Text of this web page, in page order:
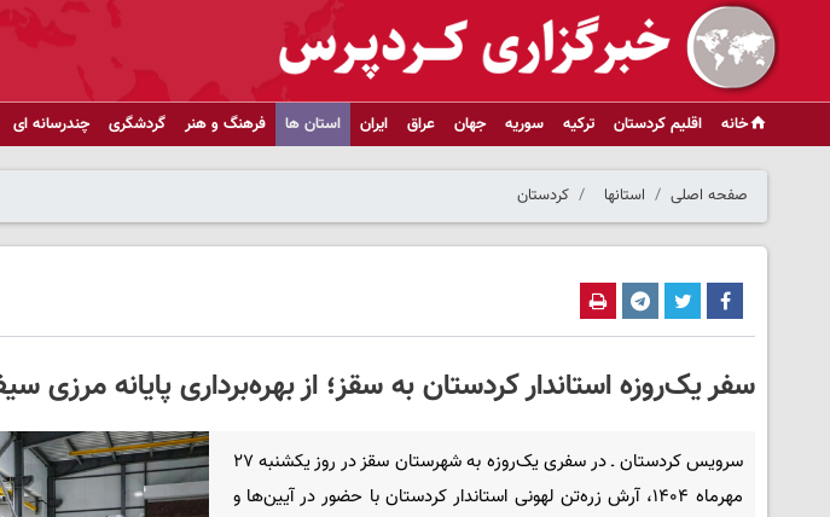
خانه اقلیم کردستان ترکیه سوریه جهان عراق ایران استان ها فرهنگ و هنر گردشگری چندرسانه ای
صفحه اصلی استانها کردستان
سفر یک‌روزه استاندار کردستان به سقز؛ از بهره‌برداری پایانه مرزی
سرویس کردستان ـ در سفری یک‌روزه به شهرستان سقز در روز یکشنبه ۲۷
مهرماه ۱۴۰۴، آرش زره‌تن لهونی استاندار کردستان با حضور در آیین‌ها و